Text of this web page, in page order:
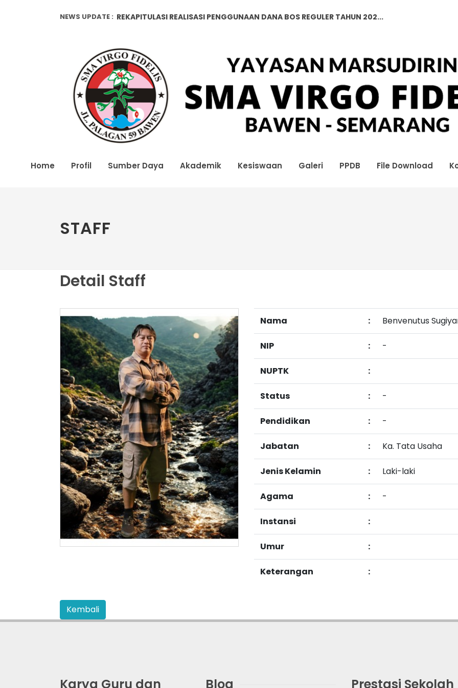
NEWS UPDATE : REKAPITULASI REALISASI PENGGUNAAN DANA BOS REGULER TAHUN 202...
REKAPITULASI REALISASI PENGGUNAAN DANA BOS REGULER TAHUN 202...
Home Profil Sumber Daya Akademik Kesiswaan Galeri PPDB File Download
STAFF
Detail Staff
Nama : Benvenutus
NIP : -
NUPTK :
Status : -
Pendidikan : -
Jabatan : Ka. Tata Usaha
Jenis Kelamin : Laki-laki
Agama : -
Instansi :
Umur :
Keterangan :
Karya Guru dan Blog Prestasi Sekolah